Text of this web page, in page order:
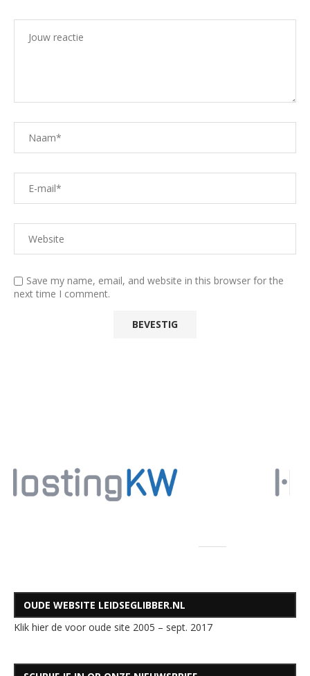
Save my name, email, and website in this browser for the
next time I comment.
OUDE WEBSITE LEIDSEGLIBBER.NL
Klik hier de voor oude site 2005 – sept. 2017